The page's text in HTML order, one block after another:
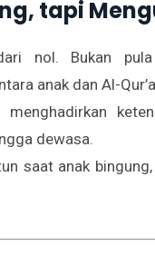
tapi
nol. Bukan
anak dan Al-
dewasa.
saat anak